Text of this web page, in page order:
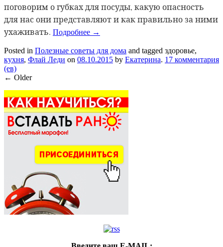
поговорим о губках для посуды, какую опасность
для нас они представляют и как правильно за ними
ухаживать. Подробнее →
Posted in Полезные советы для дома and tagged здоровье,
кухня, Флай Леди on 08.10.2015 by Екатерина. 17 комментария
(ев)
← Older